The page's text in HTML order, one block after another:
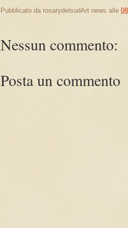
Pubblicato da rosarydelsudArt news alle
Nessun commento:
Posta un commento